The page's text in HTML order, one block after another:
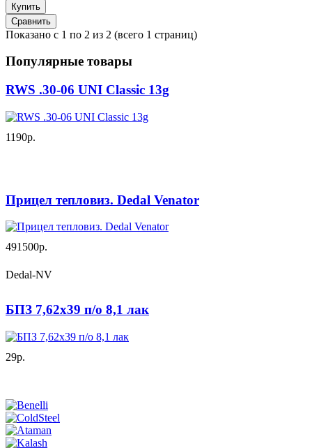
Купить
Сравнить
Показано с 1 по 2 из 2 (всего 1 страниц)
Популярные товары
RWS .30-06 UNI Classic 13g
1190р.
Прицел тепловиз. Dedal Venator
491500р.
Dedal-NV
БПЗ 7,62х39 п/о 8,1 лак
29р.